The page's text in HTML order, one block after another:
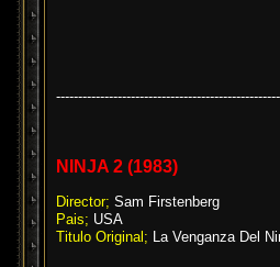
NINJA 2 (1983)
Director; Sam Firstenberg
Pais; USA
Titulo Original; La Venganza Del